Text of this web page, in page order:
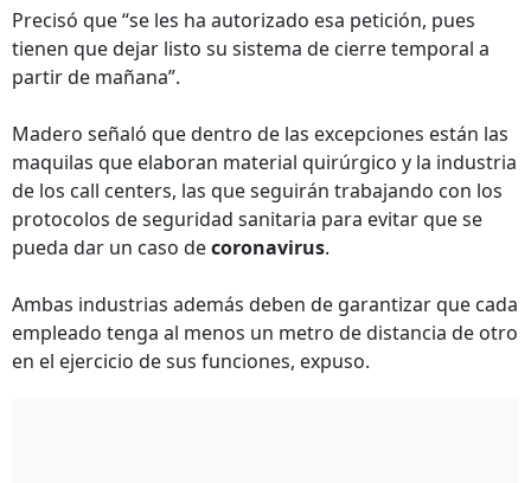
Precisó que “se les ha autorizado esa petición, pues
tienen que dejar listo su sistema de cierre temporal a
partir de mañana”.
Madero señaló que dentro de las excepciones están las
maquilas que elaboran material quirúrgico y la industria
de los call centers, las que seguirán trabajando con los
protocolos de seguridad sanitaria para evitar que se
pueda dar un caso decoronavirus.
Ambas industrias además deben de garantizar que cada
empleado tenga al menos un metro de distancia de otro
en el ejercicio de sus funciones, expuso.